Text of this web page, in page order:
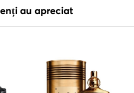
au apreciat